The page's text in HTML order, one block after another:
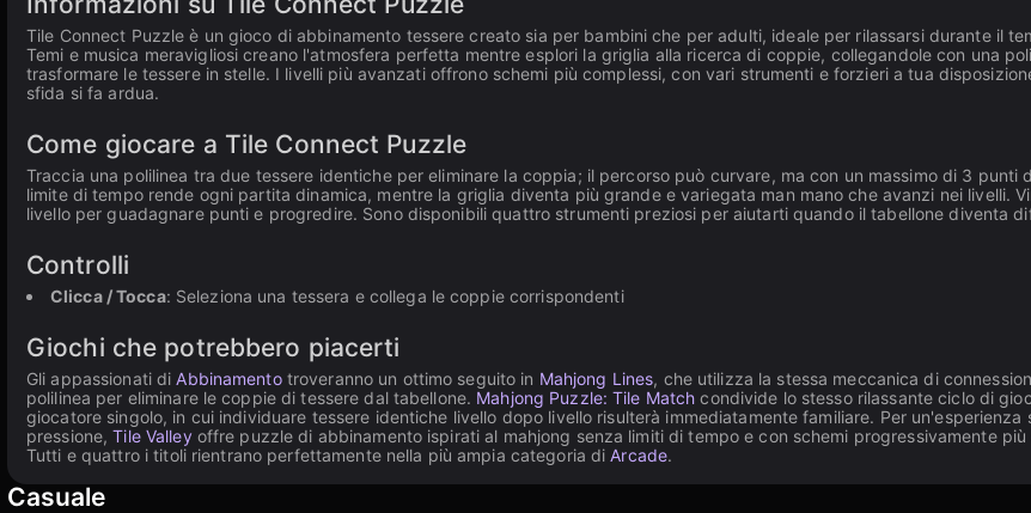
Tile Connect Puzzle è un gioco di abbinamento tessere creato sia per bambini che per adulti, ideale per rilassarsi durante il
Temi e musica meravigliosi creano l'atmosfera perfetta mentre esplori la griglia alla ricerca di coppie, collegandole con una
trasformare le tessere in stelle. I livelli più avanzati offrono schemi più complessi, con vari strumenti e forzieri a tua
sfida si fa ardua.
Come giocare a Tile Connect Puzzle
Traccia una polilinea tra due tessere identiche per eliminare la coppia; il percorso può curvare, ma con un massimo di 3 punti
limite di tempo rende ogni partita dinamica, mentre la griglia diventa più grande e variegata man mano che avanzi nei livelli.
livello per guadagnare punti e progredire. Sono disponibili quattro strumenti preziosi per aiutarti quando il tabellone diventa
Controlli
Clicca / Tocca: Seleziona una tessera e collega le coppie corrispondenti
Giochi che potrebbero piacerti
Gli appassionati diAbbinamentotroveranno un ottimo seguito in Mahjong Lines, che utilizza la stessa meccanica di
polilinea per eliminare le coppie di tessere dal tabellone. Mahjong Puzzle: Tile Match condivide lo stesso rilassante ciclo di
giocatore singolo, in cui individuare tessere identiche livello dopo livello risulterà immediatamente familiare. Per un'esperienza
pressione,Tile Valleyoffre puzzle di abbinamento ispirati al mahjong senza limiti di tempo e con schemi progressivamente più
Tutti e quattro i titoli rientrano perfettamente nella più ampia categoria diArcade.
Casuale